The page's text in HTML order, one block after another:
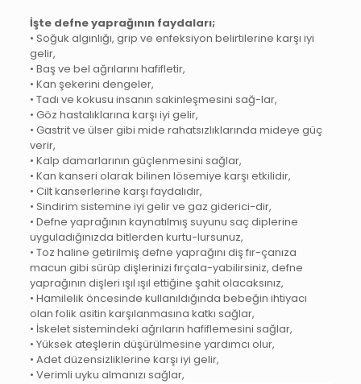
İşte defne yaprağının faydaları;
• Soğuk algınlığı, grip ve enfeksiyon belirtilerine karşı iyi
gelir,
• Baş ve bel ağrılarını hafifletir,
• Kan şekerini dengeler,
• Tadı ve kokusu insanın sakinleşmesini sağ-lar,
• Göz hastalıklarına karşı iyi gelir,
• Gastrit ve ülser gibi mide rahatsızlıklarında mideye güç
verir,
• Kalp damarlarının güçlenmesini sağlar,
• Kan kanseri olarak bilinen lösemiye karşı etkilidir,
• Cilt kanserlerine karşı faydalıdır,
• Sindirim sistemine iyi gelir ve gaz giderici-dir,
• Defne yaprağının kaynatılmış suyunu saç diplerine
uyguladığınızda bitlerden kurtu-lursunuz,
• Toz haline getirilmiş defne yaprağını diş fır-çanıza
macun gibi sürüp dişlerinizi fırçala-yabilirsiniz, defne
yaprağının dişleri ışıl ışıl ettiğine şahit olacaksınız,
• Hamilelik öncesinde kullanıldığında bebeğin ihtiyacı
olan folik asitin karşılanmasına katkı sağlar,
• İskelet sistemindeki ağrıların hafiflemesini sağlar,
• Yüksek ateşlerin düşürülmesine yardımcı olur,
• Adet düzensizliklerine karşı iyi gelir,
• Verimli uyku almanızı sağlar,